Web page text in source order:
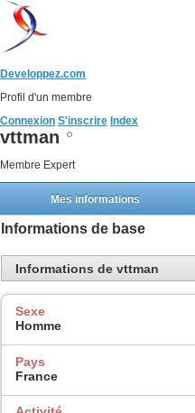
Developpez.com
Profil d'un membre
Connexion S'inscrire Index
vttman
Membre Expert
Mes informations
Informations de base
Informations de vttman
Sexe
Homme
Pays
France